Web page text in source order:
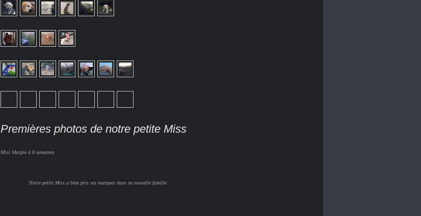
Premières photos de notre petite Miss
Miss Marple à 8 semaines
Notre petite Miss a bien pris ses marques dans sa nouvelle famille